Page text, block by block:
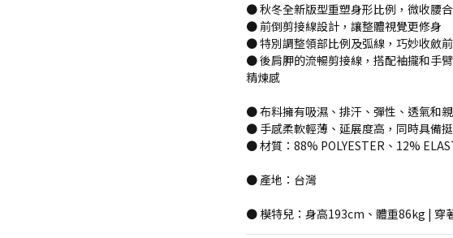
● 秋冬全新版型重塑身形比例，微收腰
● 前倒剪接線設計，讓整體視覺更修身
● 特別調整領部比例及弧線，巧妙收斂
● 後肩胛的流暢剪接線，搭配袖攏和手
精煉感
● 布料擁有吸濕、排汗、彈性、透氣和
● 手感柔軟輕薄、延展度高，同時具備
● 材質：88% POLYESTER、12%
● 產地：台灣
● 模特兒：身高193cm、體重86kg | 穿